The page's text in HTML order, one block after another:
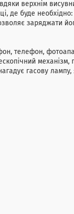
верхнім
де буде необхідно:
заряджати
телефон,
механізм,
гасову